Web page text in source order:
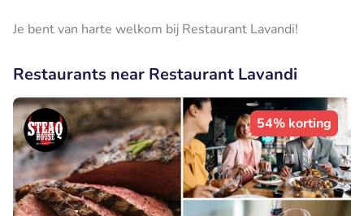
Je bent van harte welkom bij Restaurant Lavandi!
Restaurants near Restaurant Lavandi
54% korting